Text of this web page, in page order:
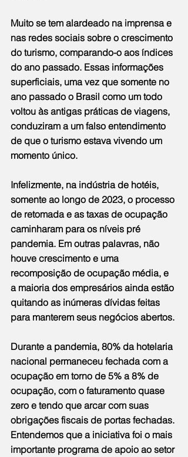
Muito se tem alardeado na imprensa e
nas redes sociais sobre o crescimento
do turismo, comparando-o aos índices
do ano passado. Essas informações
superficiais, uma vez que somente no
ano passado o Brasil como um todo
voltou às antigas práticas de viagens,
conduziram a um falso entendimento
de que o turismo estava vivendo um
momento único.
Infelizmente, na indústria de hotéis,
somente ao longo de 2023, o processo
de retomada e as taxas de ocupação
caminharam para os níveis pré
pandemia. Em outras palavras, não
houve crescimento e uma
recomposição de ocupação média, e
a maioria dos empresários ainda estão
quitando as inúmeras dívidas feitas
para manterem seus negócios abertos.
Durante a pandemia, 80% da hotelaria
nacional permaneceu fechada com a
ocupação em torno de 5% a 8% de
ocupação, com o faturamento quase
zero e tendo que arcar com suas
obrigações fiscais de portas fechadas.
Entendemos que a iniciativa foi o mais
importante programa de apoio ao setor